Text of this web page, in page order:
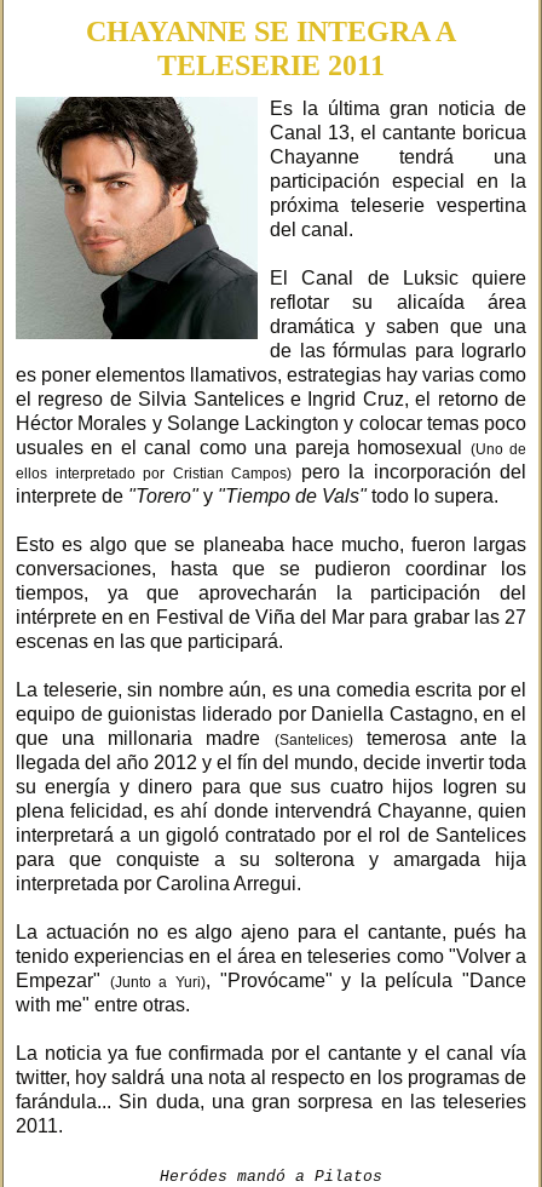
CHAYANNE SE INTEGRA A
TELESERIE 2011
Es la última gran noticia de
Canal 13, el cantante boricua
Chayanne tendrá una
participación especial en la
próxima teleserie vespertina
del canal.
El Canal de Luksic quiere
reflotar su alicaída área
dramática y saben que una
de las fórmulas para lograrlo
es poner elementos llamativos, estrategias hay varias como
el regreso de Silvia Santelices e Ingrid Cruz, el retorno de
Héctor Morales y Solange Lackington y colocar temas poco
usuales en el canal como una pareja homosexual
(Uno de
ellos interpretado por Cristian Campos)
pero la incorporación del
interprete de "Torero"y "Tiempo de Vals"todo lo supera.
Esto es algo que se planeaba hace mucho, fueron largas
conversaciones, hasta que se pudieron coordinar los
tiempos, ya que aprovecharán la participación del
intérprete en en Festival de Viña del Mar para grabar las 27
escenas en las que participará.
La teleserie, sin nombre aún, es una comedia escrita por el
equipo de guionistas liderado por Daniella Castagno, en el
que una millonaria madre
(Santelices)temerosa ante la
llegada del año 2012 y el fín del mundo, decide invertir toda
su energía y dinero para que sus cuatro hijos logren su
plena felicidad, es ahí donde intervendrá Chayanne, quien
interpretará a un gigoló contratado por el rol de Santelices
para que conquiste a su solterona y amargada hija
interpretada por Carolina Arregui.
La actuación no es algo ajeno para el cantante, pués ha
tenido experiencias en el área en teleseries como "Volver a
Empezar"
(Junto a Yuri), "Provócame" y la película "Dance
with me" entre otras.
La noticia ya fue confirmada por el cantante y el canal vía
twitter, hoy saldrá una nota al respecto en los programas de
farándula... Sin duda, una gran sorpresa en las teleseries
2011.
Heródes mandó a Pilatos